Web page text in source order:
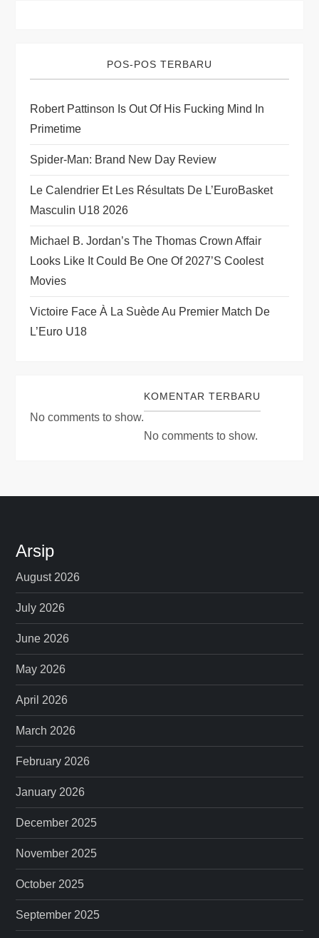
a
t
i
o
n
POS-POS TERBARU
Robert Pattinson Is Out Of His Fucking Mind In
Primetime
Spider-Man: Brand New Day Review
Le Calendrier Et Les Résultats De L’EuroBasket
Masculin U18 2026
Michael B. Jordan’s The Thomas Crown Affair
Looks Like It Could Be One Of 2027’s Coolest
Movies
Victoire Face À La Suède Au Premier Match De
L’Euro U18
No comments to show.
KOMENTAR TERBARU
No comments to show.
Arsip
August 2026
July 2026
June 2026
May 2026
April 2026
March 2026
February 2026
January 2026
December 2025
November 2025
October 2025
September 2025